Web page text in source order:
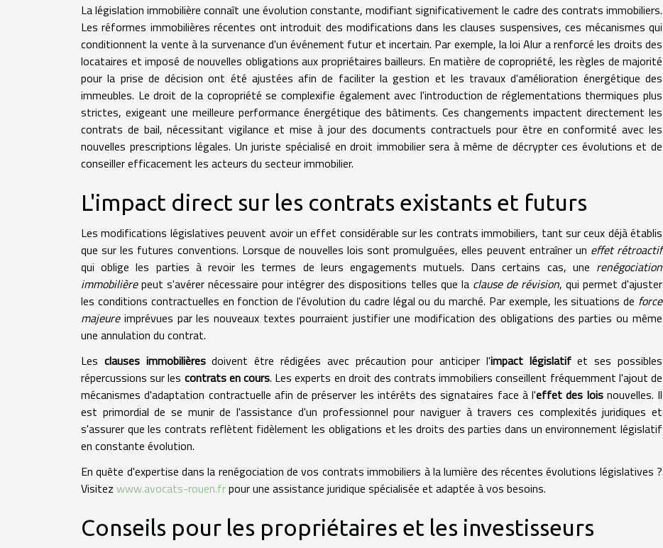
La législation immobilière connaît une évolution constante, modifiant significativement le cadre des contrats immobiliers.
Les réformes immobilières récentes ont introduit des modifications dans les clauses suspensives, ces mécanismes qui
conditionnent la vente à la survenance d'un événement futur et incertain. Par exemple, la loi Alur a renforcé les droits des
locataires et imposé de nouvelles obligations aux propriétaires bailleurs. En matière de copropriété, les règles de majorité
pour la prise de décision ont été ajustées afin de faciliter la gestion et les travaux d'amélioration énergétique des
immeubles. Le droit de la copropriété se complexifie également avec l'introduction de réglementations thermiques plus
strictes, exigeant une meilleure performance énergétique des bâtiments. Ces changements impactent directement les
contrats de bail, nécessitant vigilance et mise à jour des documents contractuels pour être en conformité avec les
nouvelles prescriptions légales. Un juriste spécialisé en droit immobilier sera à même de décrypter ces évolutions et de
conseiller efficacement les acteurs du secteur immobilier.
L'impact direct sur les contrats existants et futurs
Les modifications législatives peuvent avoir un effet considérable sur les contrats immobiliers, tant sur ceux déjà établis
que sur les futures conventions. Lorsque de nouvelles lois sont promulguées, elles peuvent entraîner un effet rétroactif
qui oblige les parties à revoir les termes de leurs engagements mutuels. Dans certains cas, une renégociation
immobilièrepeut s'avérer nécessaire pour intégrer des dispositions telles que la clause de révision, qui permet d'ajuster
les conditions contractuelles en fonction de l'évolution du cadre légal ou du marché. Par exemple, les situations de force
majeureimprévues par les nouveaux textes pourraient justifier une modification des obligations des parties ou même
une annulation du contrat.
Les clauses immobilièresdoivent être rédigées avec précaution pour anticiper l'impact législatifet ses possibles
répercussions sur les contrats en cours. Les experts en droit des contrats immobiliers conseillent fréquemment l'ajout de
mécanismes d'adaptation contractuelle afin de préserver les intérêts des signataires face à l'effet des loisnouvelles. Il
est primordial de se munir de l'assistance d'un professionnel pour naviguer à travers ces complexités juridiques et
s'assurer que les contrats reflètent fidèlement les obligations et les droits des parties dans un environnement législatif
en constante évolution.
En quête d'expertise dans la renégociation de vos contrats immobiliers à la lumière des récentes évolutions législatives ?
Visitez www.avocats-rouen.frpour une assistance juridique spécialisée et adaptée à vos besoins.
Conseils pour les propriétaires et les investisseurs